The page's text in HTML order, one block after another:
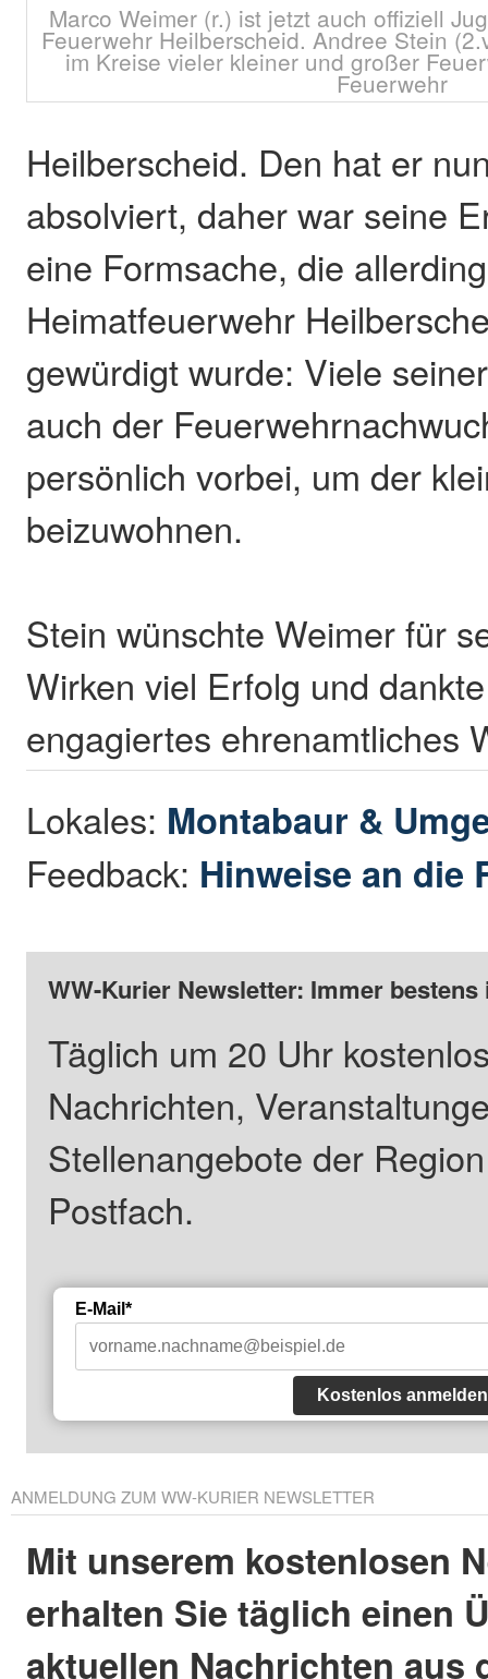
Marco Weimer (r.) ist jetzt auch offiziell
Feuerwehr Heilberscheid. Andree Stein
im Kreise vieler kleiner und großer
Feuerwehr
Heilberscheid. Den hat er
absolviert, daher war seine
eine Formsache, die
Heimatfeuerwehr
gewürdigt wurde: Viele
auch der
persönlich vorbei, um der
beizuwohnen.
Stein wünschte Weimer für
Wirken viel Erfolg und
engagiertes ehrenamtliches
Lokales: Montabaur &
Feedback: Hinweise an die
WW-Kurier Newsletter: Immer
Täglich um 20 Uhr
Nachrichten,
Stellenangebote der
Postfach.
E-Mail*
Kostenlos anmelden
ANMELDUNG ZUM WW-KURIER NEWSLETTER
Mit unserem kostenlosen
erhalten Sie täglich einen
aktuellen Nachrichten aus